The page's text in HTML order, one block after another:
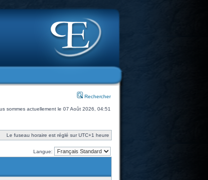
Rechercher
sommes actuellement le 07 Août 2026, 04:51
Le fuseau horaire est réglé sur UTC+1 heure
Langue: